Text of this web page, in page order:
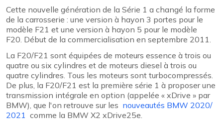
Cette nouvelle génération de la Série 1 a changé la forme
de la carrosserie : une version à hayon 3 portes pour le
modèle F21 et une version à hayon 5 pour le modèle
F20. Début de la commercialisation en septembre 2011.
La F20/F21 sont équipées de moteurs essence à trois ou
quatre ou six cylindres et de moteurs diesel à trois ou
quatre cylindres. Tous les moteurs sont turbocompressés.
De plus, la F20/F21 est la première série 1 à proposer une
transmission intégrale en option (appelée « xDrive » par
BMW), que l'on retrouve sur les nouveautés BMW 2020/
2021 comme la BMW X2 xDrive25e.